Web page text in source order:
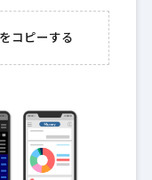
コピーする